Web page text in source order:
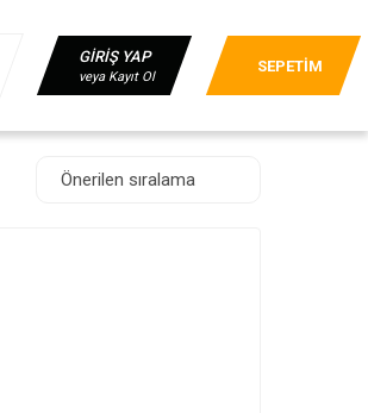
GİRİŞ YAP
veya Kayıt Ol
SEPETİM